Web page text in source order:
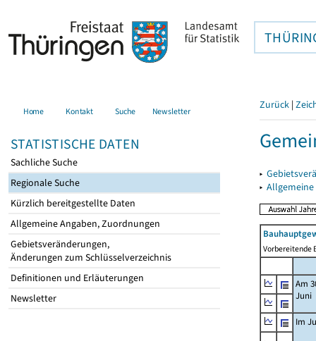
Home Kontakt Suche Newsletter
STATISTISCHE DATEN
Sachliche Suche
Regionale Suche
Kürzlich bereitgestellte Daten
Allgemeine Angaben, Zuordnungen
Gebietsveränderungen,
Änderungen zum Schlüsselverzeichnis
Definitionen und Erläuterungen
Newsletter
Zurück |
▸
▸
Vorbereitende
Am
Juni
Im